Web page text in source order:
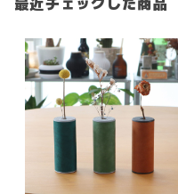
最近チェックした商品